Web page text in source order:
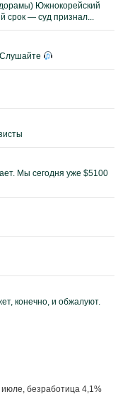
Южнокорейский
срок — суд признал...
Мы сегодня уже $5100
конечно, и обжалуют.
июле, безработица 4,1%